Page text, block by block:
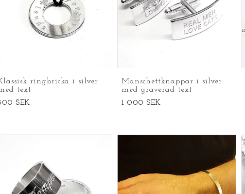
ringbricka i silver
text
SEK
Manschettknappar i silver
med graverad text
1 000 SEK